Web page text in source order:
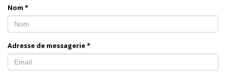
Nom *
Adresse de messagerie*